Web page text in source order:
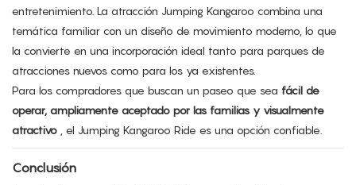
entretenimiento. La atracción Jumping Kangaroo combina una
temática familiar con un diseño de movimiento moderno, lo que
la convierte en una incorporación ideal tanto para parques de
atracciones nuevos como para los ya existentes.
Para los compradores que buscan un paseo que sea fácil de
operar, ampliamente aceptado por las familias y visualmente
atractivo , el Jumping Kangaroo Ride es una opción confiable.
Conclusión